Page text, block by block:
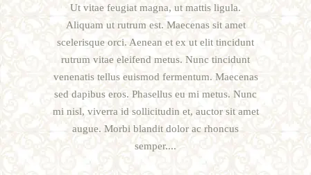
Ut vitae feugiat magna, ut mattis ligula.
Aliquam ut rutrum est. Maecenas sit amet
scelerisque orci. Aenean et ex ut elit tincidunt
rutrum vitae eleifend metus. Nunc tincidunt
venenatis tellus euismod fermentum. Maecenas
sed dapibus eros. Phasellus eu mi metus. Nunc
mi nisl, viverra id sollicitudin et, auctor sit amet
augue. Morbi blandit dolor ac rhoncus
semper.